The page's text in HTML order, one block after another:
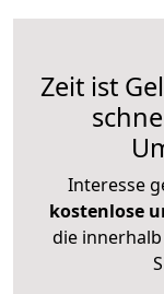
Zeit ist
Interesse
kostenlose
die